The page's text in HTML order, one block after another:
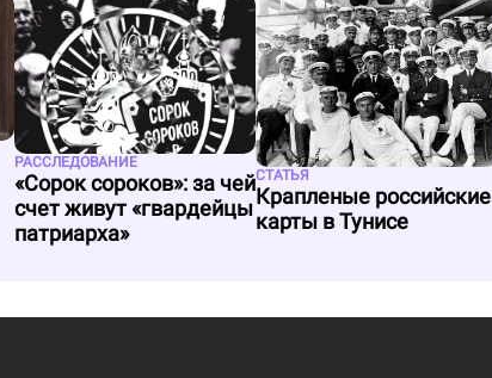
РАССЛЕДОВАНИЕ
«Сорок сороков»: за чей
счет живут «гвардейцы
патриарха»
СТАТЬЯ
Крапленые российские
карты в Тунисе